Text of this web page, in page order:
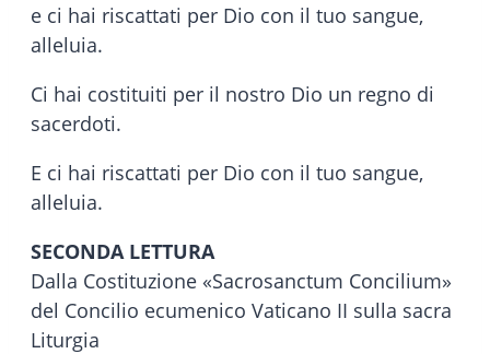
e ci hai riscattati per Dio con il tuo sangue,
alleluia.
Ci hai costituiti per il nostro Dio un regno di
sacerdoti.
E ci hai riscattati per Dio con il tuo sangue,
alleluia.
SECONDA LETTURA
Dalla Costituzione «Sacrosanctum Concilium»
del Concilio ecumenico Vaticano II sulla sacra
Liturgia